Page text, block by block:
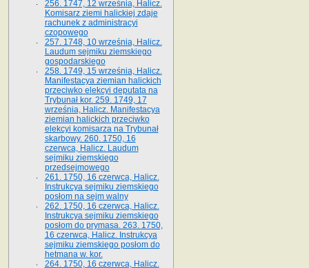
256. 1747, 12 września, Halicz.
Komisarz ziemi halickiej zdaje
rachunek z administracyi
czopowego
257. 1748, 10 września, Halicz.
Laudum sejmiku ziemskiego
gospodarskiego
258. 1749, 15 września, Halicz.
Manifestacya ziemian halickich
przeciwko elekcyi deputata na
Trybunał kor. 259. 1749, 17
września, Halicz. Manifestacya
ziemian halickich przeciwko
elekcyi komisarza na Trybunał
skarbowy. 260. 1750, 16
czerwca, Halicz. Laudum
sejmiku ziemskiego
przedsejmowego
261. 1750, 16 czerwca, Halicz.
Instrukcya sejmiku ziemskiego
posłom na sejm walny
262. 1750, 16 czerwca, Halicz.
Instrukcya sejmiku ziemskiego
posłom do prymasa. 263. 1750,
16 czerwca, Halicz. Instrukcya
sejmiku ziemskiego posłom do
hetmana w. kor.
264. 1750, 16 czerwca, Halicz.